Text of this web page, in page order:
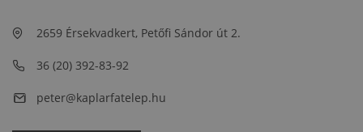
2659 Érsekvadkert, Petőfi Sándor út 2.
36 (20) 392-83-92
peter@kaplarfatelep.hu